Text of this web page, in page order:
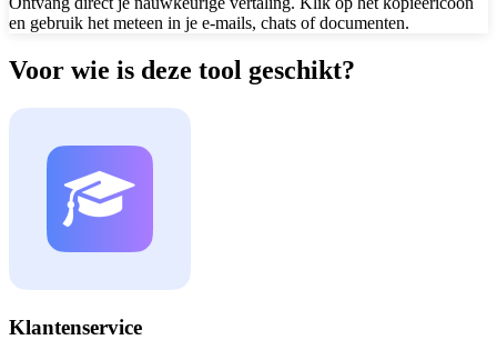
en gebruik het meteen in je e-mails, chats of documenten.
Voor wie is deze tool geschikt?
Klantenservice